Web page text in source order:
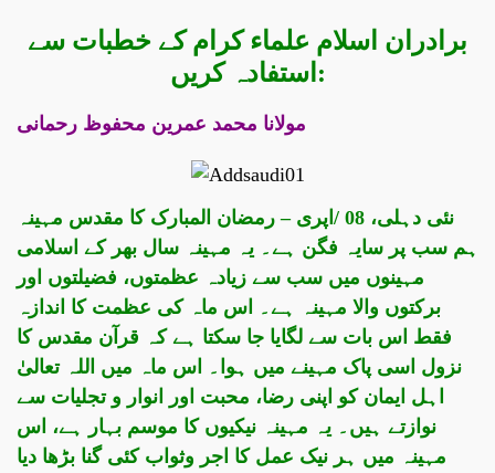
برادران اسلام علماء کرام کے خطبات سے
استفادہ کریں:
مولانا محمد عمرین محفوظ رحمانی
نئی دہلی، 08 /اپری – رمضان المبارک کا مقدس مہینہ
ہم سب پر سایہ فگن ہے۔ یہ مہینہ سال بھر کے اسلامی
مہینوں میں سب سے زیادہ عظمتوں، فضیلتوں اور
برکتوں والا مہینہ ہے۔ اس ماہ کی عظمت کا اندازہ
فقط اس بات سے لگایا جا سکتا ہے کہ قرآن مقدس کا
نزول اسی پاک مہینے میں ہوا۔ اس ماہ میں اللہ تعالیٰ
اہل ایمان کو اپنی رضا، محبت اور انوار و تجلیات سے
نوازتے ہیں۔ یہ مہینہ نیکیوں کا موسم بہار ہے، اس
مہینہ میں ہر نیک عمل کا اجر وثواب کئی گنا بڑھا دیا